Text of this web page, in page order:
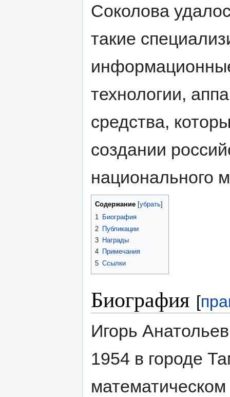
Соколова
такие
технологии,
средства,
создании
национального
Содержание убрать
1 Биография
2 Публикации
3 Награды
4 Примечания
5 Ссылки
Биография [
Игорь
1954 в городе